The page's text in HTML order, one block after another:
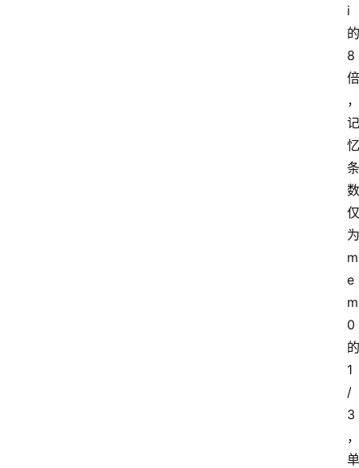
i
的
8
倍
，
记
忆
条
数
仅
为
m
e
m
0
的
1
/
3
，
单